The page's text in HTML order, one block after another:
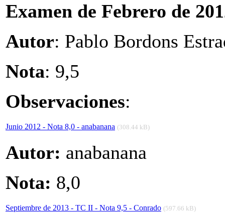
Examen de Febrero de
Autor: Pablo Bordons
Nota: 9,5
Observaciones:
Junio 2012 - Nota 8,0 - anabanana (308.44 kB)
Autor: anabanana
Nota: 8,0
Septiembre de 2013 - TC II - Nota 9,5 - Conrado (597.66 kB)